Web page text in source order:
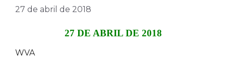
27 de abril de 2018
27 DE ABRIL DE 2018
WVA